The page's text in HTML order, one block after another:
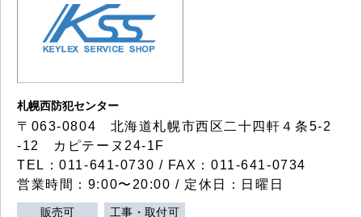
札幌西防犯センター
〒063-0804 北海道札幌市西区二十四軒４条5-2
-12 カピテーヌ24-1F
TEL：011-641-0730 / FAX：011-641-0734
営業時間：9:00〜20:00 / 定休日：日曜日
販売可 工事・取付可